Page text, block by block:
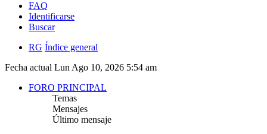
FAQ
Identificarse
Buscar
RG Índice general
Fecha actual Lun Ago 10, 2026 5:54 am
FORO PRINCIPAL
Temas
Mensajes
Último mensaje